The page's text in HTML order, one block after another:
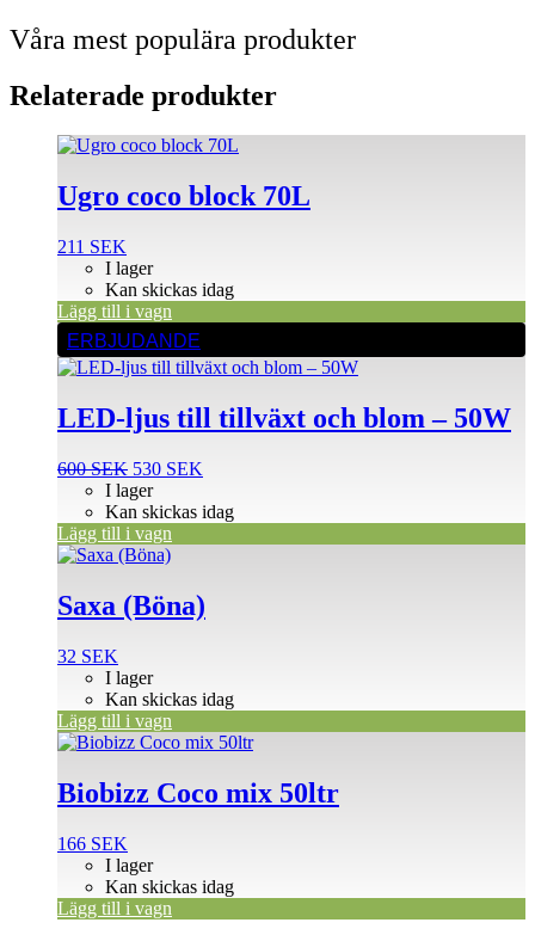
Våra mest populära produkter
Relaterade produkter
Ugro coco block 70L
211 SEK
I lager
Kan skickas idag
Lägg till i vagn
ERBJUDANDE
LED-ljus till tillväxt och blom – 50W
600SEK Det
ursprungliga
priset
var:
600 SEK.
530 SEK
priset
I lager
Kan skickas idag
Lägg till i vagn
Saxa (Böna)
32 SEK
I lager
Kan skickas idag
Lägg till i vagn
Biobizz Coco mix 50ltr
166 SEK
I lager
Kan skickas idag
Lägg till i vagn